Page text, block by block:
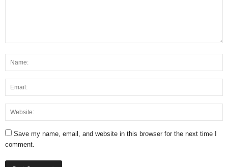
Save my name, email, and website in this browser for the next time I
comment.